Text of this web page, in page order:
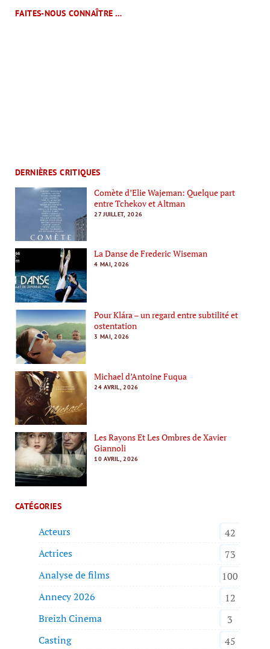
FAITES-NOUS CONNAÎTRE …
DERNIÈRES CRITIQUES
Comète d’Elie Wajeman: Quelque part
entre Tchekov et Altman
27 JUILLET, 2026
La Danse de Frederic Wiseman
4 MAI, 2026
Pour Klára – un regard entre subtilité et
ostentation
3 MAI, 2026
Michael d’Antoine Fuqua
24 AVRIL, 2026
Les Rayons Et Les Ombres de Xavier
Giannoli
10 AVRIL, 2026
CATÉGORIES
Acteurs
42
Actrices
73
Analyse de films
100
Annecy 2026
12
Breizh Cinema
3
Casting
45